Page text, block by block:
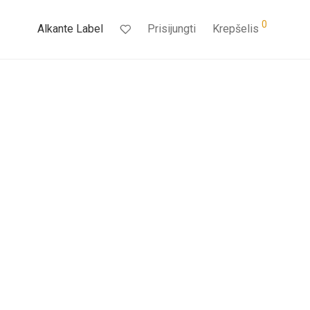
Alkante Label Prisijungti Krepšelis 0